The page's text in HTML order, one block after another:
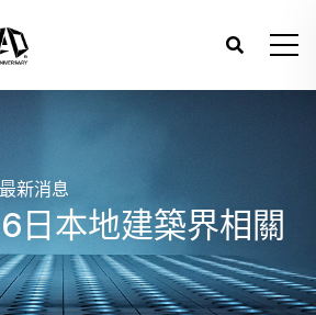
最新消息
日本地建築界相關